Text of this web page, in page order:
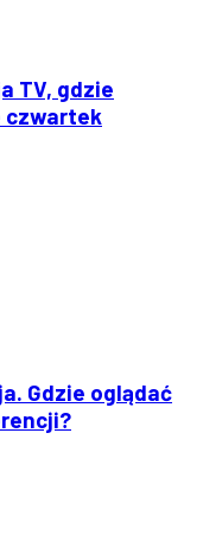
TV, gdzie
czwartek
Gdzie oglądać